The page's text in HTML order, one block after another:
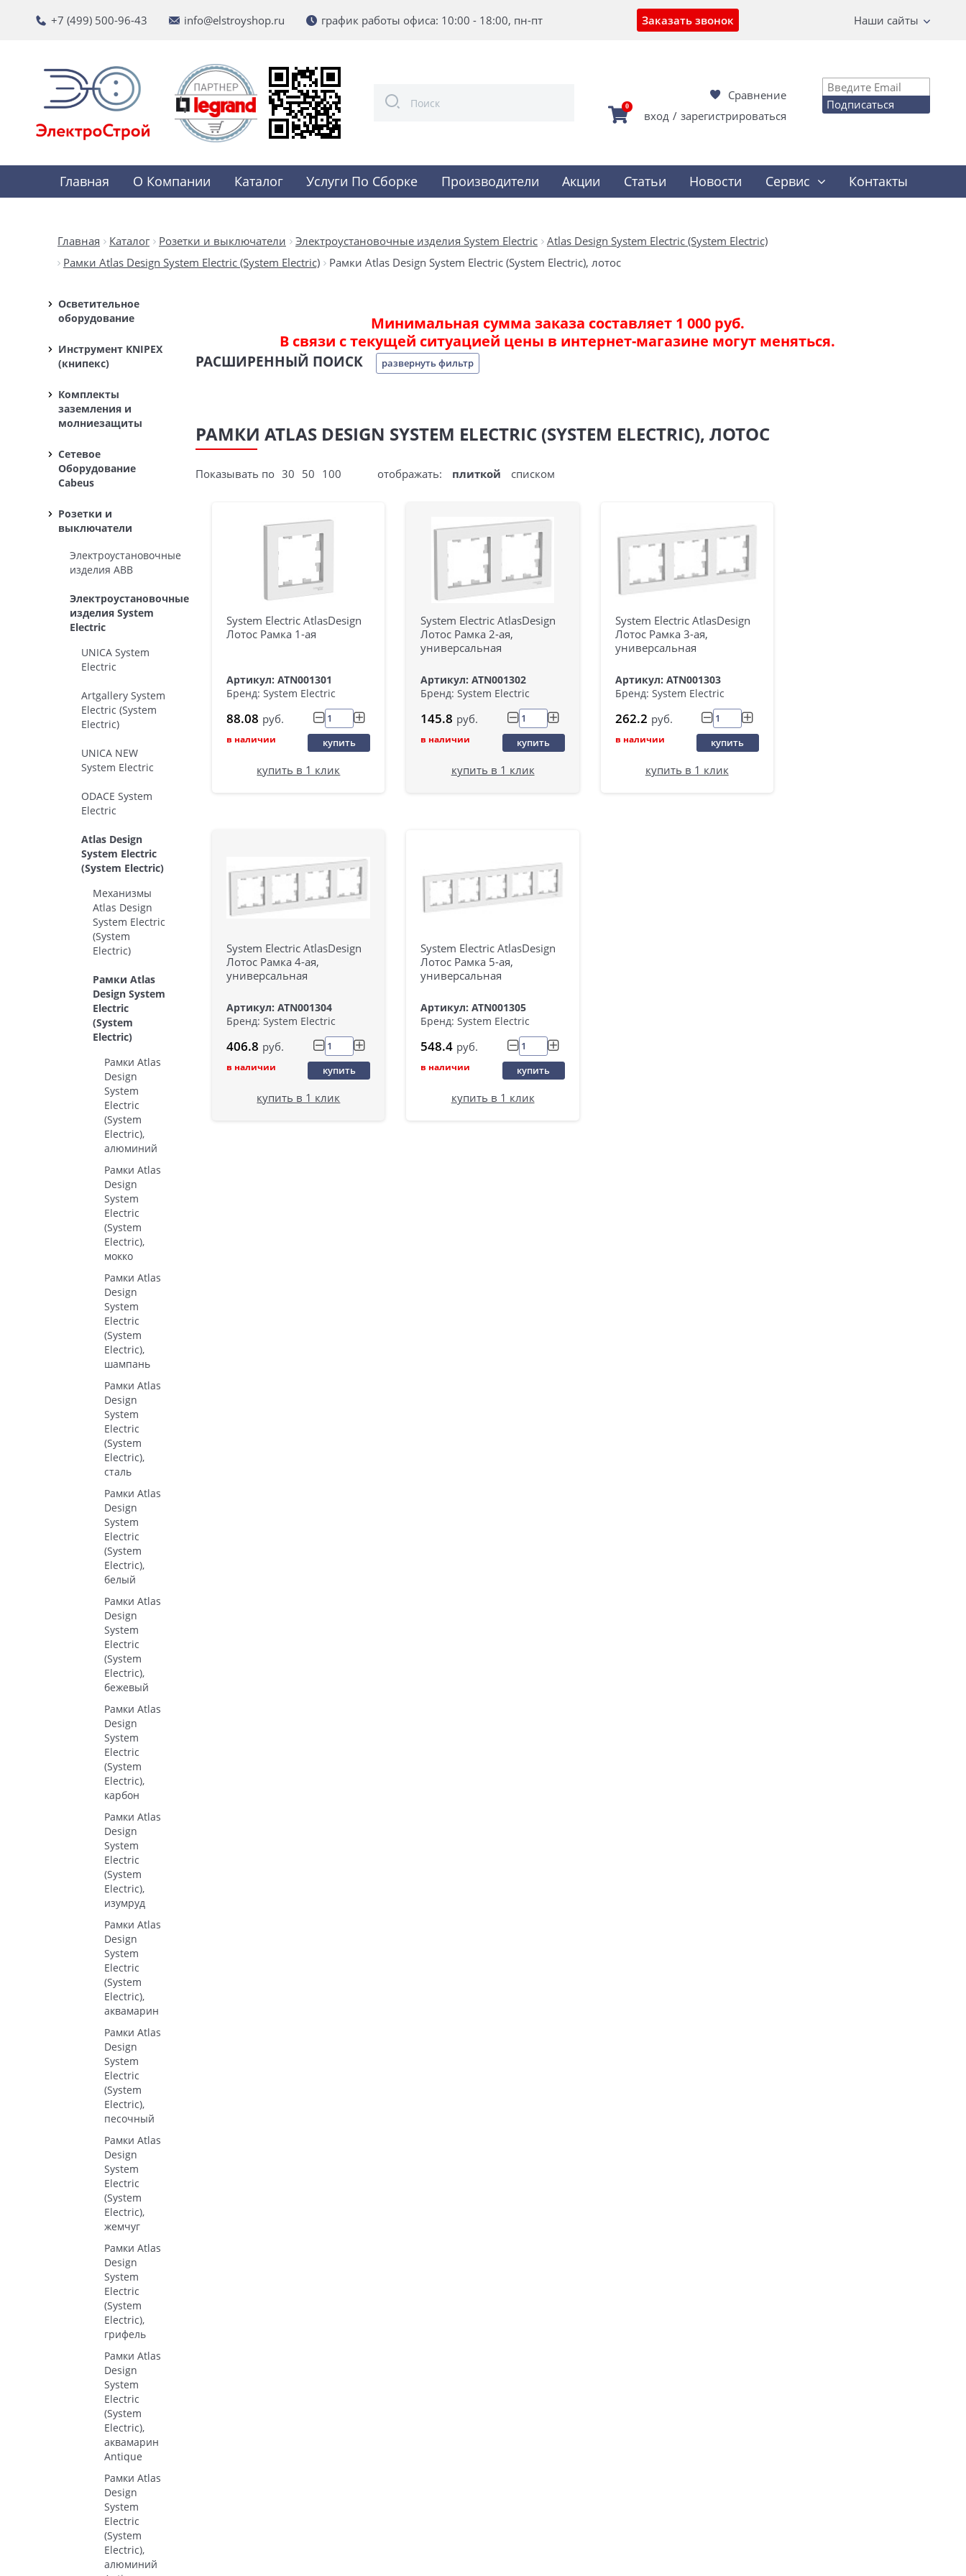
+7 (499) 500-96-43 info@elstroyshop.ru график работы офиса: 10:00 - 18:00, пн-пт Заказать звонок Наши сайты
Сравнение
0
вход / зарегистрироваться
Подписаться
Главная О Компании Каталог Услуги По Сборке Производители Акции Статьи Новости Сервис Контакты
Главная Каталог Розетки и выключатели Электроустановочные изделия System Electric
Atlas Design System Electric (System Electric)
Рамки Atlas Design System Electric (System Electric)
Рамки Atlas Design System Electric (System Electric), лотос
Осветительное
оборудование
Инструмент KNIPEX
(книпекс)
Комплекты
заземления и
молниезащиты
Сетевое
Оборудование
Cabeus
Розетки и
выключатели
Электроустановочные
изделия ABB
Электроустановочные
изделия System
Electric
UNICA System
Electric
Artgallery System
Electric (System
Electric)
UNICA NEW
System Electric
ODACE System
Electric
Atlas Design
System Electric
(System Electric)
Механизмы
Atlas Design
System Electric
(System
Electric)
Рамки Atlas
Design System
Electric
(System
Electric)
Рамки Atlas
Design
System
Electric
(System
Electric),
алюминий
Рамки Atlas
Design
System
Electric
(System
Electric),
мокко
Рамки Atlas
Design
System
Electric
(System
Electric),
шампань
Рамки Atlas
Design
System
Electric
(System
Electric),
сталь
Рамки Atlas
Design
System
Electric
(System
Electric),
белый
Рамки Atlas
Design
System
Electric
(System
Electric),
бежевый
Рамки Atlas
Design
System
Electric
(System
Electric),
карбон
Рамки Atlas
Design
System
Electric
(System
Electric),
изумруд
Рамки Atlas
Design
System
Electric
(System
Electric),
аквамарин
Рамки Atlas
Design
System
Electric
(System
Electric),
песочный
Рамки Atlas
Design
System
Electric
(System
Electric),
жемчуг
Рамки Atlas
Design
System
Electric
(System
Electric),
грифель
Рамки Atlas
Design
System
Electric
(System
Electric),
аквамарин
Antique
Рамки Atlas
Design
System
Electric
(System
Electric),
алюминий
Минимальная сумма заказа составляет 1 000 руб.
В связи с текущей ситуацией цены в интернет-магазине могут меняться.
РАСШИРЕННЫЙ ПОИСК развернуть фильтр
РАМКИ ATLAS DESIGN SYSTEM ELECTRIC (SYSTEM ELECTRIC), ЛОТОС
Показывать по 30 50 100 отображать: плиткой списком
System Electric AtlasDesign
Лотос Рамка 1-ая
Артикул: ATN001301
Бренд: System Electric
88.08 руб.
в наличии купить
купить в 1 клик
System Electric AtlasDesign
Лотос Рамка 2-ая,
универсальная
Артикул: ATN001302
Бренд: System Electric
145.8 руб.
в наличии купить
купить в 1 клик
System Electric AtlasDesign
Лотос Рамка 3-ая,
универсальная
Артикул: ATN001303
Бренд: System Electric
262.2 руб.
в наличии купить
купить в 1 клик
System Electric AtlasDesign
Лотос Рамка 4-ая,
универсальная
Артикул: ATN001304
Бренд: System Electric
406.8 руб.
в наличии купить
купить в 1 клик
System Electric AtlasDesign
Лотос Рамка 5-ая,
универсальная
Артикул: ATN001305
Бренд: System Electric
548.4 руб.
в наличии купить
купить в 1 клик